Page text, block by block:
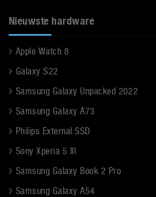
Nieuwste hardware
Apple Watch 8
Galaxy S22
Samsung Galaxy Unpacked 2022
Samsung Galaxy A73
Philips External SSD
Sony Xperia 5 III
Samsung Galaxy Book 2 Pro
Samsung Galaxy A54